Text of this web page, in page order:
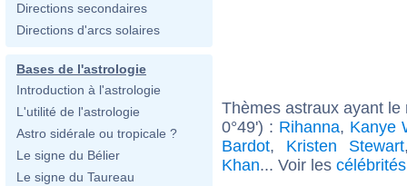
Directions secondaires
Directions d'arcs solaires
Bases de l'astrologie
Introduction à l'astrologie
L'utilité de l'astrologie
Astro sidérale ou tropicale ?
Le signe du Bélier
Le signe du Taureau
Thèmes astraux ayant
0°49') : Rihanna, Kanye
Bardot, Kristen Stewart
Khan... Voir les